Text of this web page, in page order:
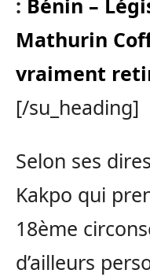
: Bénin –
Mathurin
vraiment
[/su_heading]
Selon ses
Kakpo qui
18ème
d’ailleurs